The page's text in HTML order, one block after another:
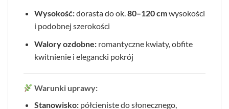
Wysokość:dorasta do ok.80–120 cmwysokości
i podobnej szerokości
Walory ozdobne:romantyczne kwiaty, obfite
kwitnienie i elegancki pokrój
Warunki uprawy:
Stanowisko:półcieniste do słonecznego,